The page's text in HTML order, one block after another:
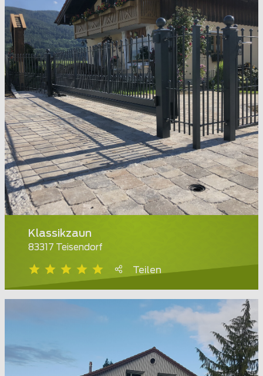
Klassikzaun
83317 Teisendorf
Teilen